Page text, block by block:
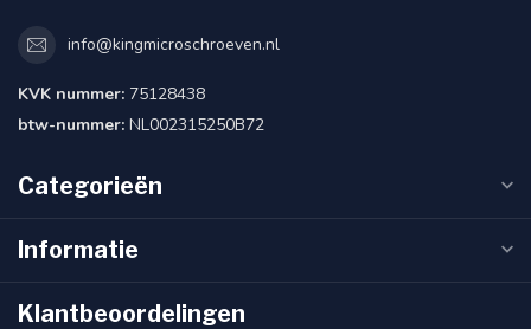
info@kingmicroschroeven.nl
KVK nummer: 75128438
btw-nummer: NL002315250B72
Categorieën
Informatie
Klantbeoordelingen